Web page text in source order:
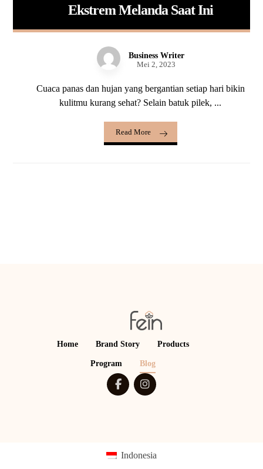
Ekstrem Melanda Saat Ini
Business Writer
Mei 2, 2023
Cuaca panas dan hujan yang bergantian setiap hari bikin
kulitmu kurang sehat? Selain batuk pilek, ...
Read More
Home Brand Story Products
Program Blog
Indonesia